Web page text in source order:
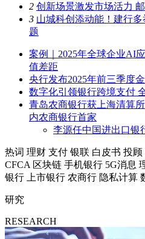
2 创新场景激发市场活力
3 山城科创添动能！建行
题
案例｜2025年全球企业AI
值差距
央行发布2025年前三季度
数字化引领银行跨境支付
青岛农商银行获上海清算
内农商银行首家
李源任中国进出口银
热词 理财 支付 银联 白皮书 投顾
CFCA 区块链 手机银行 5G消息
银行
上市银行 农商行 隐私计算
研究
RESEARCH